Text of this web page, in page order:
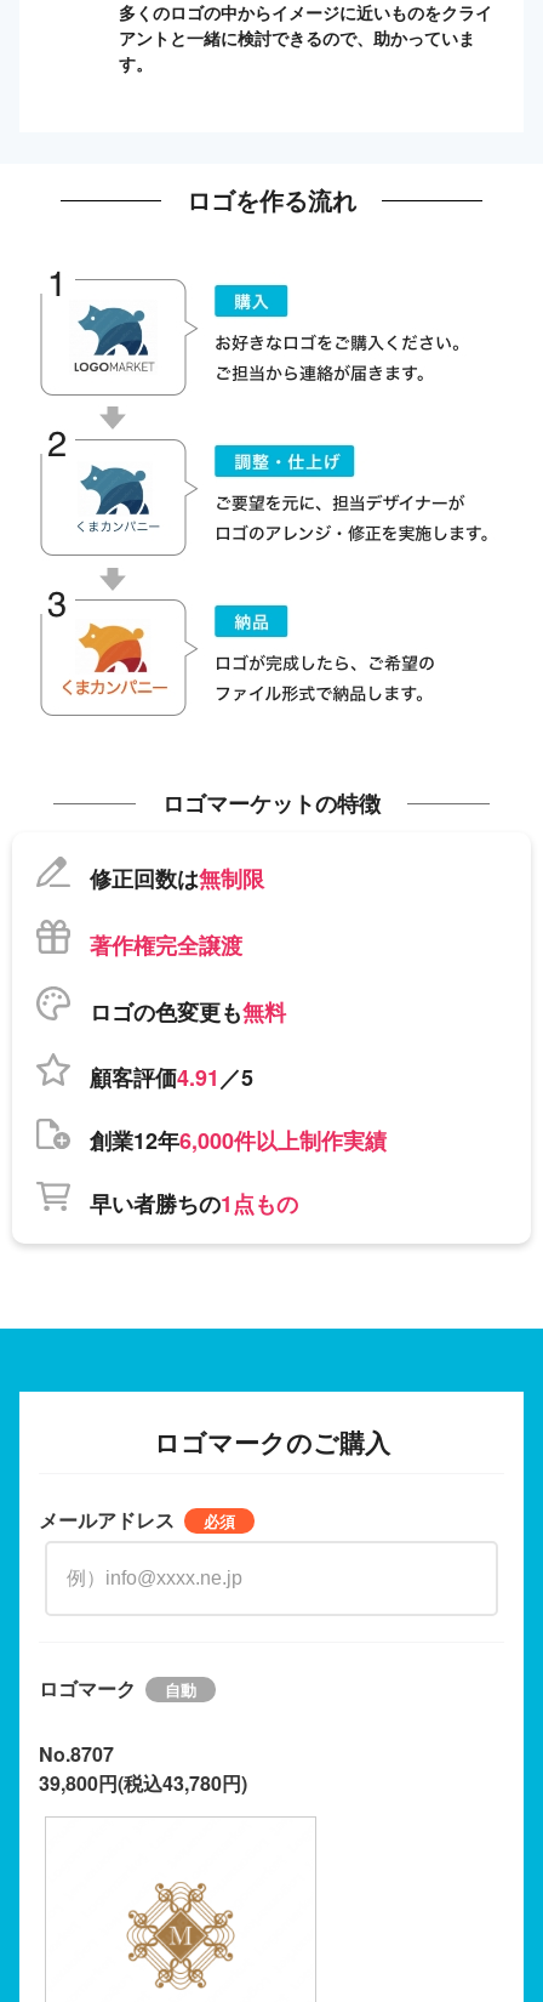
多くのロゴの中からイメージに近いものをクライ
アントと一緒に検討できるので、助かっていま
す。
ロゴを作る流れ
ロゴマーケットの特徴
修正回数は無制限
著作権完全譲渡
ロゴの色変更も無料
顧客評価4.91／5
創業12年6,000件以上制作実績
早い者勝ちの1点もの
ロゴマークのご購入
メールアドレス
ロゴマーク
No.8707
39,800円(税込43,780円)